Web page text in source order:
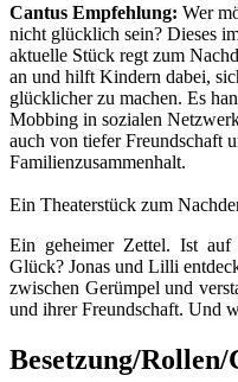
Cantus Empfehlung: Wer
nicht glücklich sein? Dieses
aktuelle Stück regt zum
an und hilft Kindern dabei,
glücklicher zu machen. Es
Mobbing in sozialen
auch von tiefer Freundschaft
Familienzusammenhalt.
Ein Theaterstück zum
Ein geheimer Zettel. Ist auf
Glück? Jonas und Lilli
zwischen Gerümpel und
und ihrer Freundschaft. Und
Besetzung/